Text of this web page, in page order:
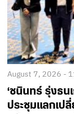
August 7, 2026 -
‘ชนินทร์ รุ่งธน
ประชุมแลกเป